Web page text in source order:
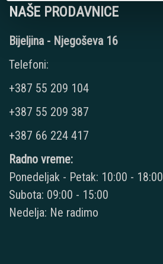
NAŠE PRODAVNICE
Bijeljina - Njegoševa 16
Telefoni:
+387 55 209 104
+387 55 209 387
+387 66 224 417
Radno vreme:
Ponedeljak - Petak: 10:00 - 18:00
Subota: 09:00 - 15:00
Nedelja: Ne radimo